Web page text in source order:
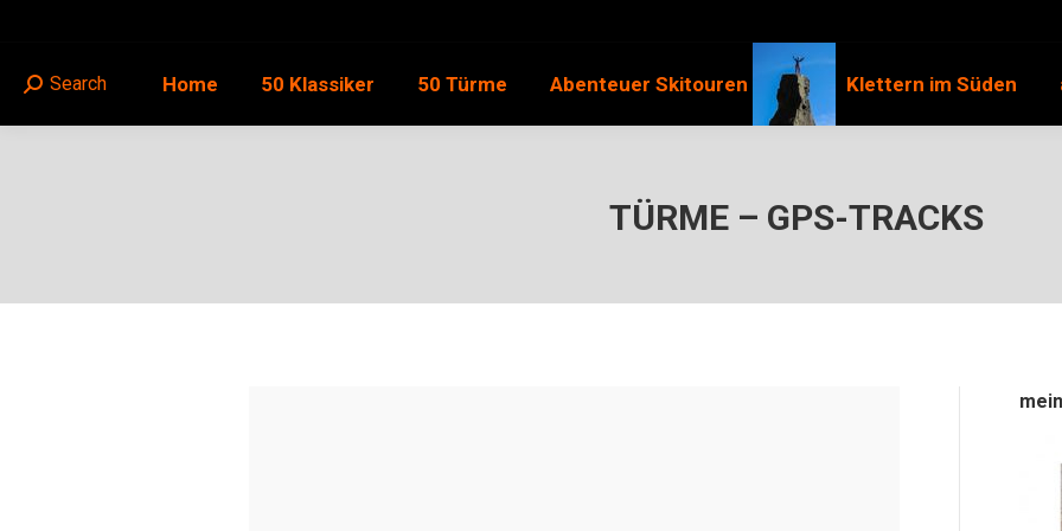
Home 50 Klassiker 50 Türme Abenteuer Skitouren
Search:
Search Klettern im Süden
TÜRME – GPS-TRACKS